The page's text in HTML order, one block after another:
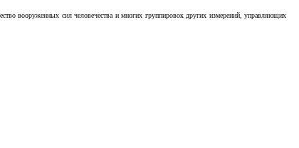
вооруженных сил человечества и многих группировок других измерений, управляющих